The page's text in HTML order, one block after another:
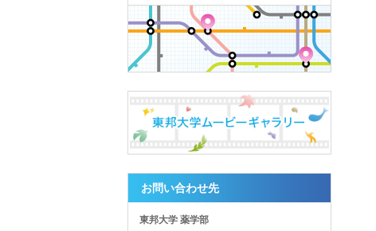
お問い合わせ先
東邦大学 薬学部